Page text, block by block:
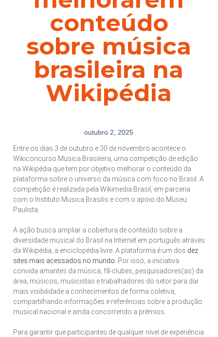
conteúdo
sobre música
brasileira na
Wikipédia
outubro 2, 2025
Entre os dias 3 de outubro e 30 de novembro acontece o
Wikiconcurso Música Brasileira, uma competição de edição
na Wikipédia que tem por objetivo melhorar o conteúdo da
plataforma sobre o universo da música com foco no Brasil. A
competição é realizada pela Wikimedia Brasil, em parceria
com o Instituto Musica Brasilis e com o apoio do Museu
Paulista.
A ação busca ampliar a cobertura de conteúdo sobre a
diversidade musical do Brasil na Internet em português através
da Wikipédia, a enciclopédia livre. A plataforma é um dos dez
sites mais acessados no mundo . Por isso, a iniciativa
convida amantes da música, fã-clubes, pesquisadores(as) da
área, músicos, musicistas e trabalhadores do setor para dar
mais visibilidade a conhecimentos de forma coletiva,
compartilhando informações e referências sobre a produção
musical nacional e ainda concorrendo a prêmios.
Para garantir que participantes de qualquer nível de experiência